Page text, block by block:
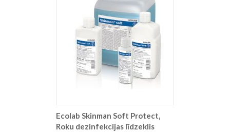
Ecolab Skinman Soft Protect,
Roku dezinfekcijas līdzeklis